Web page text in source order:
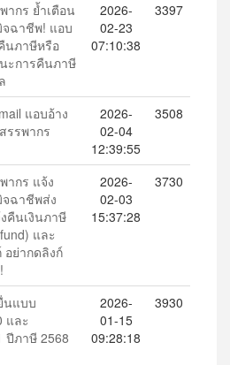
ากร ย้ำเตือน
จฉาชีพ! แอบ
นภาษีหรือ
ะการคืนภาษี
2026-
02-23
07:10:38
3397
แอบอ้าง
รรพากร
2026-
02-04
12:39:55
3508
ากร แจ้ง
จฉาชีพส่ง
คืนเงินภาษี
และ
อย่ากดลิงก์
2026-
02-03
15:37:28
3730
นแบบ
และ
ปีภาษี 2568
2026-
01-15
09:28:18
3930